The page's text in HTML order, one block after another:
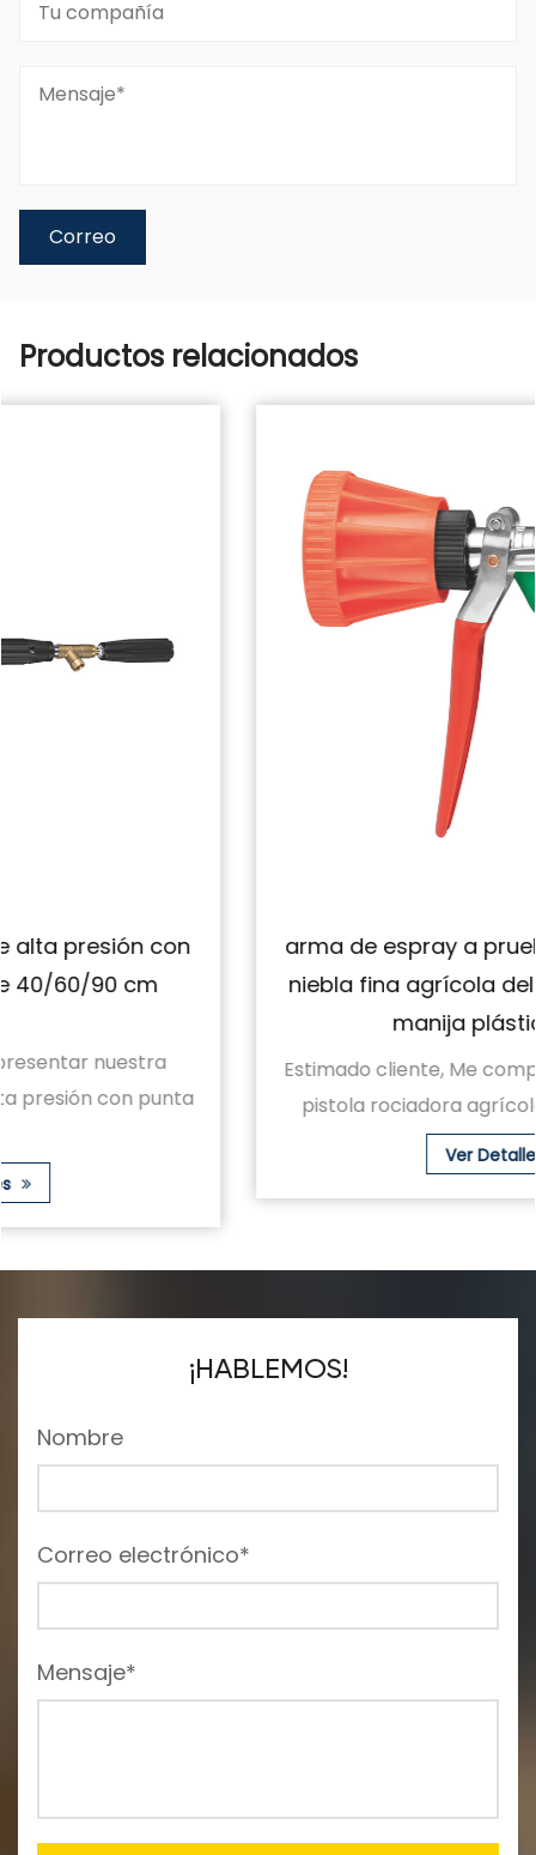
Productos relacionados
arma de espray a prueba de viento de la
niebla fina agrícola del arma corta de la
manija plástica 240g
Estimado cliente, Me complace presentarles la
pistola rociadora agrícola de niebla fina a ...
¡HABLEMOS!
Nombre
Correo electrónico*
Mensaje*